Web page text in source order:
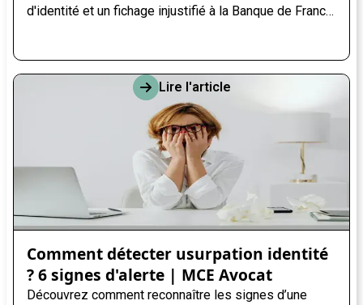
d'identité et un fichage injustifié à la Banque de France
Comment détecter usurpation identité
? 6 signes d'alerte | MCE Avocat
Découvrez comment reconnaître les signes d’une
Lire l'article